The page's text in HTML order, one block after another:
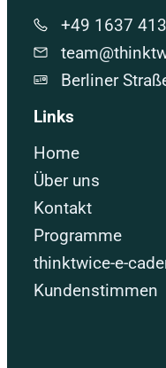
+49 1637
Berliner
Links
Home
Über uns
Kontakt
Programme
thinktwice-e-
Kundenstimmen